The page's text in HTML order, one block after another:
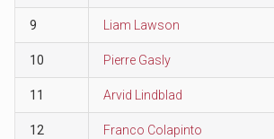
9 Liam Lawson
10 Pierre Gasly
11 Arvid Lindblad
12 Franco Colapinto